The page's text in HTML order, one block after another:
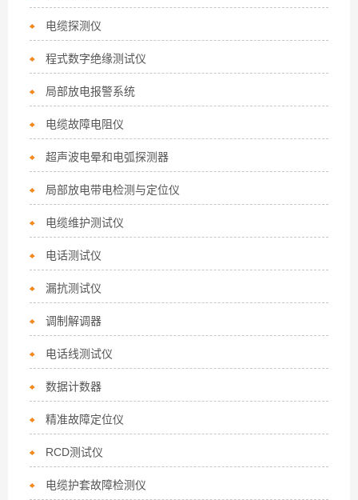
电缆探测仪
程式数字绝缘测试仪
局部放电报警系统
电缆故障电阻仪
超声波电晕和电弧探测器
局部放电带电检测与定位仪
电缆维护测试仪
电话测试仪
漏抗测试仪
调制解调器
电话线测试仪
数据计数器
精准故障定位仪
RCD测试仪
电缆护套故障检测仪